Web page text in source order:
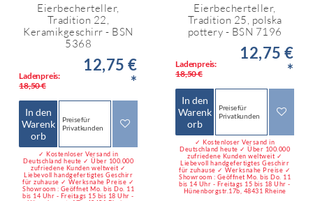
Eierbecherteller,
Tradition 22,
Keramikgeschirr - BSN
5368
Ladenpreis:
18,50 €
12,75 €
*
In den
Warenk
orb
Preise für
Privatkunden
✓ Kostenloser Versand in
Deutschland heute ✓ Über 100.000
zufriedene Kunden weltweit ✓
Liebevoll handgefertigtes Geschirr
für zuhause ✓ Werksnahe Preise ✓
Showroom : Geöffnet Mo. bis Do. 11
bis 14 Uhr - Freitags 15 bis 18 Uhr -
Eierbecherteller,
Tradition 25, polska
pottery - BSN 7196
Ladenpreis:
18,50 €
12,75 €
*
In den
Warenk
orb
Preise für
Privatkunden
✓ Kostenloser Versand in
Deutschland heute ✓ Über 100.000
zufriedene Kunden weltweit ✓
Liebevoll handgefertigtes Geschirr
für zuhause ✓ Werksnahe Preise ✓
Showroom : Geöffnet Mo. bis Do. 11
bis 14 Uhr - Freitags 15 bis 18 Uhr -
Hünenborgstr.17b, 48431 Rheine